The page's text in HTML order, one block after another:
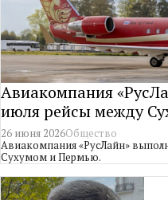
Авиакомпания
июля рейсы между
26 июня 2026Общество
Авиакомпания «РусЛайн»
Сухумом и Пермью.